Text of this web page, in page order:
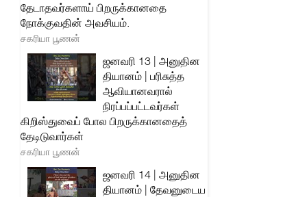
தேடாதவர்களாய் பிறருக்கானதை
நோக்குவதின் அவசியம்.
சகரியா பூணன்
ஜனவரி 13 | அனுதின
தியானம் | பரிசுத்த
ஆவியானவரால்
நிரப்பப்பட்டவர்கள்
கிறிஸ்துவைப் போல பிறருக்கானதைத்
தேடிடுவார்கள்
சகரியா பூணன்
ஜனவரி 14 | அனுதின
தியானம் | தேவனுடைய